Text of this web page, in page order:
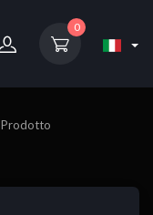
0
Prodotto